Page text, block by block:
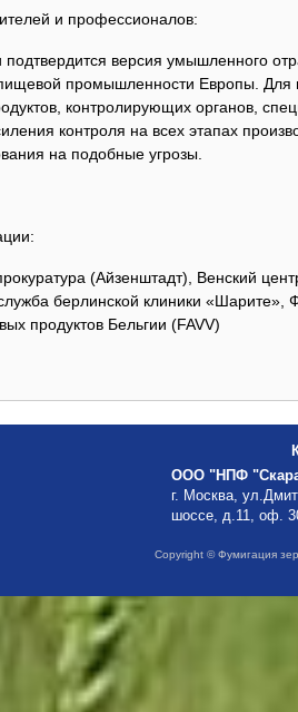
и профессионалов:
подтвердится версия умышленного
промышленности Европы. Для
контролирующих органов,
контроля на всех этапах
на подобные угрозы.
(Айзенштадт), Венский
берлинской клиники «Шарите»,
продуктов Бельгии (FAVV)
ООО "НПФ
г. Москва,
шоссе, д.11, оф.
Copyright © Фумигация